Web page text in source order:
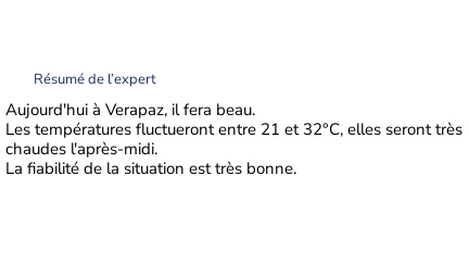
Résumé de l’expert
Aujourd'hui à Verapaz, il fera beau.
Les températures fluctueront entre 21 et 32°C, elles seront très
chaudes l'après-midi.
La fiabilité de la situation est très bonne.